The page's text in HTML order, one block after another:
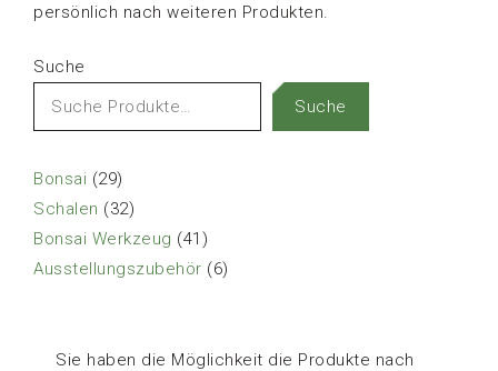
persönlich nach weiteren Produkten.
Suche
Suche
Bonsai 2929
Produkte
Schalen 3232
Produkte
Bonsai Werkzeug 41 41
Produkte
Ausstellungszubehör 66
Sie haben die Möglichkeit die Produkte nach